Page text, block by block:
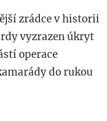
zrádce v historii
vyzrazen úkryt
operace
do rukou